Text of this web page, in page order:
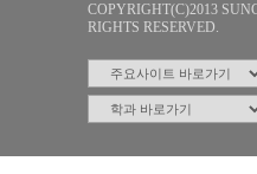
COPYRIGHT(C)2013
RIGHTS RESERVED.